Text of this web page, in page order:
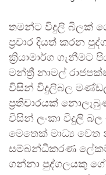
තමන්ට විදුලි බිලක්
ප්‍රචාර දියත් කරන
ක්‍රියාමාර්ග ගැනීමට
මන්ත්‍රී නාමල්
විසින් විදුලිබල
ප්‍රතිචාරයක්
විසින් ලංකා විදුලි
මෙතෙක් මාධ්‍ය
සම්බන්ධීකරණ
ගන්නා පුද්ගලයකු